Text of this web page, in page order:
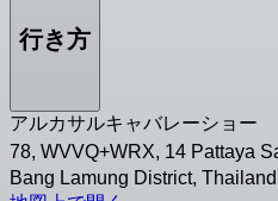
行き方
アルカサルキャバレーショー
78, WVVQ+WRX, 14 Pattaya
Bang Lamung District,